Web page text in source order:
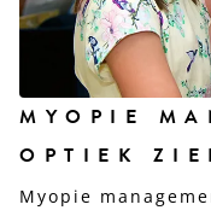
MYOPIE
OPTIEK
Myopie